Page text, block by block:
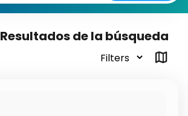
Resultados de la búsqueda
map